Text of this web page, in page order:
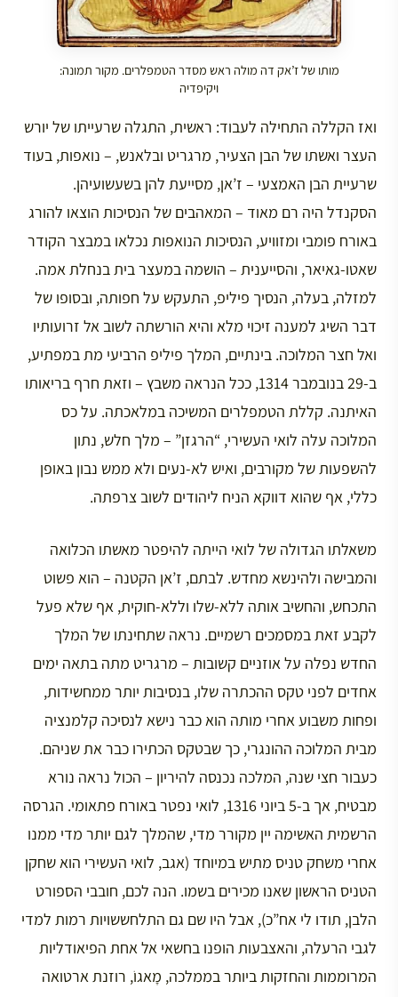
מותו של ז’אק דה מולה ראש מסדר הטמפלרים. מקור תמונה:
ויקיפדיה
ואז הקללה התחילה לעבוד: ראשית, התגלה שרעייתו של יורש
העצר ואשתו של הבן הצעיר, מרגריט ובלאנש, – נואפות, בעוד
שרעיית הבן האמצעי – ז’אן, מסייעת להן בשעשועיהן.
הסקנדל היה רם מאוד – המאהבים של הנסיכות הוצאו להורג
באורח פומבי ומזוויע, הנסיכות הנואפות נכלאו במבצר הקודר
שאטו-גאיאר, והסייענית – הושמה במעצר בית בנחלת אמה.
למזלה, בעלה, הנסיך פיליפ, התעקש על חפותה, ובסופו של
דבר השיג למענה זיכוי מלא והיא הורשתה לשוב אל זרועותיו
ואל חצר המלוכה. בינתיים, המלך פיליפ הרביעי מת במפתיע,
ב-29 בנובמבר 1314, ככל הנראה משבץ – וזאת חרף בריאותו
האיתנה. קללת הטמפלרים המשיכה במלאכתה. על כס
המלוכה עלה לואי העשירי, “הרגזן” – מלך חלש, נתון
להשפעות של מקורבים, ואיש לא-נעים ולא ממש נבון באופן
כללי, אף שהוא דווקא הניח ליהודים לשוב צרפתה.
משאלתו הגדולה של לואי הייתה להיפטר מאשתו הכלואה
והמבישה ולהינשא מחדש. לבתם, ז’אן הקטנה – הוא פשוט
התכחש, והחשיב אותה ללא-שלו וללא-חוקית, אף שלא פעל
לקבע זאת במסמכים רשמיים. נראה שתחינתו של המלך
החדש נפלה על אוזניים קשובות – מרגריט מתה בתאה ימים
אחדים לפני טקס ההכתרה שלו, בנסיבות יותר ממחשידות,
ופחות משבוע אחרי מותה הוא כבר נישא לנסיכה קלמנציה
מבית המלוכה ההונגרי, כך שבטקס הכתירו כבר את שניהם.
כעבור חצי שנה, המלכה נכנסה להיריון – הכול נראה נורא
מבטיח, אך ב-5 ביוני 1316, לואי נפטר באורח פתאומי. הגרסה
הרשמית האשימה יין מקורר מדי, שהמלך לגם יותר מדי ממנו
אחרי משחק טניס מתיש במיוחד (אגב, לואי העשירי הוא שחקן
הטניס הראשון שאנו מכירים בשמו. הנה לכם, חובבי הספורט
הלבן, תודו לי אח”כ), אבל היו שם גם התלחששויות רמות למדי
לגבי הרעלה, והאצבעות הופנו בחשאי אל אחת הפיאודליות
המרוממות והחזקות ביותר בממלכה, מָאגוֹ, רוזנת ארטואה